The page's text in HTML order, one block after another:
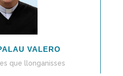
VALERO
que llonganisses